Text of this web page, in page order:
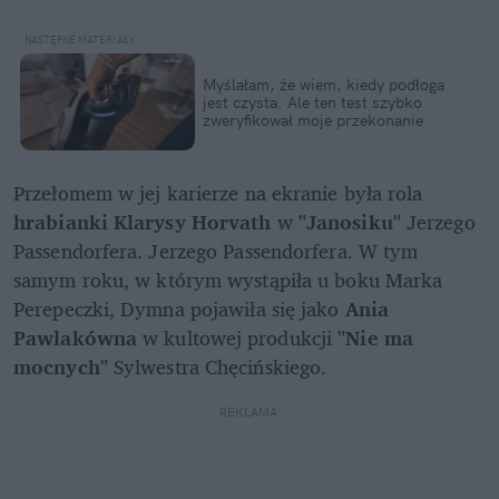
Myślałam, że wiem, kiedy podłoga
jest czysta. Ale ten test szybko
zweryfikował moje przekonanie
hrabianki Klarysy Horvath w "Janosiku" Jerzego
Passendorfera. Jerzego Passendorfera. W tym
samym roku, w którym wystąpiła u boku Marka
Perepeczki, Dymna pojawiła się jako Ania
Pawlakówna w kultowej produkcji "Nie ma
mocnych" Sylwestra Chęcińskiego.
REKLAMA